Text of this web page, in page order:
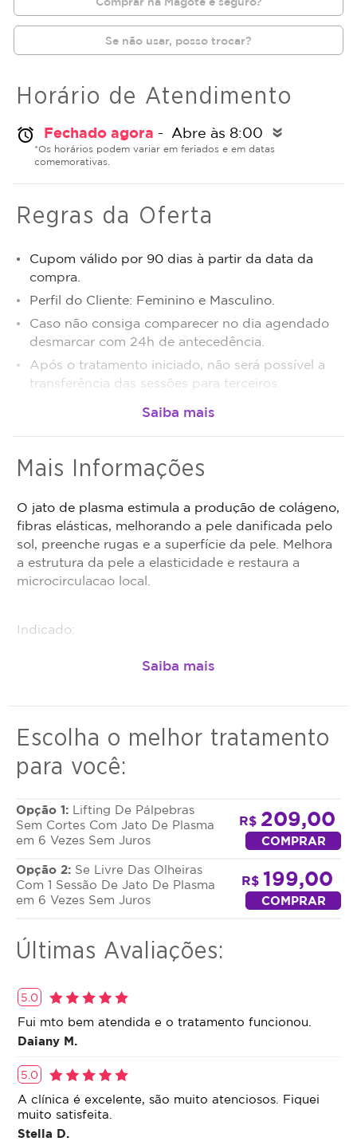
Se não usar, posso trocar?
Horário de Atendimento
alarm Fechado agora - Abre às 8:00 double_arrow
*Os horários podem variar em feriados e em datas
comemorativas.
Regras da Oferta
Cupom válido por 90 dias à partir da data da
compra.
Perfil do Cliente: Feminino e Masculino.
Caso não consiga comparecer no dia agendado
desmarcar com 24h de antecedência.
Após o tratamento iniciado, não será possível a
transferência das sessões para terceiros.
Sujeito a disponibilidade de dias e horários.
Promoção não cumulativa, não haverá troco nem
Antes da realização do procedimento anunciado,
é obrigação do estabelecimento que está
oferecendo o procedimento, fazer uma avaliação
técnica e esclarecer dos benefícios e riscos a
saúde do procedimento. Caso não seja indicação,
utilização em outros procedimentos dentro da
Todo cupom comprado possui data de validade,
Mais Informações
O jato de plasma estimula a produção de colágeno,
fibras elásticas, melhorando a pele danificada pelo
sol, preenche rugas e a superfície da pele. Melhora
a estrutura da pele a elasticidade e restaura a
microcirculacao local.
Indicado:
Flacidez de pálpebras
Olheiras
Marcas de expressão
Cicatrizes entre outros tratamentos
Escolha o melhor tratamento
para você:
Opção 1: Lifting De Pálpebras
Sem Cortes Com Jato De Plasma
em 6 Vezes Sem Juros
R$ 209,00
COMPRAR
Opção 2: Se Livre Das Olheiras
Com 1 Sessão De Jato De Plasma
em 6 Vezes Sem Juros
R$ 199,00
COMPRAR
Últimas Avaliações:
5.0
Fui mto bem atendida e o tratamento funcionou.
Daiany M.
5.0
A clínica é excelente, são muito atenciosos. Fiquei
muito satisfeita.
Stella D.